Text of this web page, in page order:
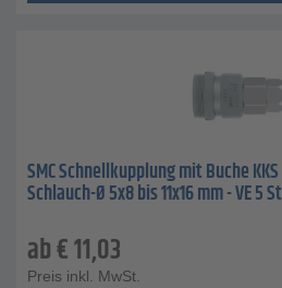
SMC Schnellkupplung mit Buche
Schlauch-Ø 5x8 bis 11x16 mm - VE 5
ab€11,03
Preis inkl. MwSt.